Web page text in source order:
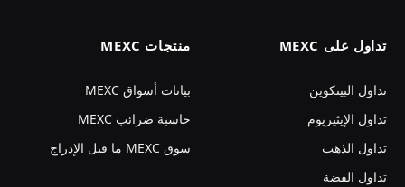
تداول على MEXC
تداول البيتكوين
تداول الإيثيريوم
تداول الذهب
تداول الفضة
منتجات MEXC
بيانات أسواق MEXC
حاسبة ضرائب MEXC
سوق MEXC ما قبل الإدراج